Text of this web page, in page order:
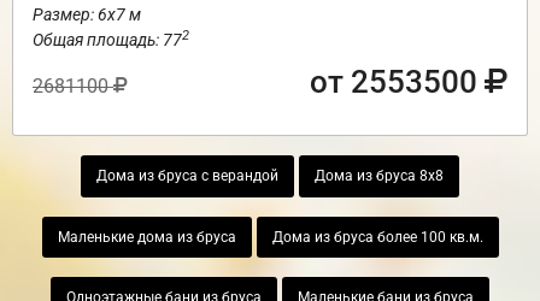
Размер: 6х7 м
Общая площадь: 772
2681100 от 2553500
Дома из бруса с верандой Дома из бруса 8х8
Маленькие дома из бруса Дома из бруса более 100 кв.м.
Одноэтажные бани из бруса Маленькие бани из бруса